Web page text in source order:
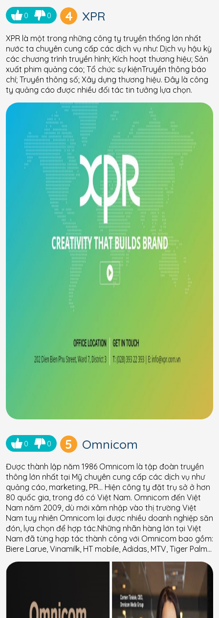
0 0 4 XPR
XPR là một trong những công ty truyền thống lớn nhất
nước ta chuyên cung cấp các dịch vụ như: Dịch vụ hậu kỳ
các chương trình truyền hình; Kích hoạt thương hiệu; Sản
xuất phim quảng cáo; Tổ chức sự kiệnTruyền thông báo
chí; Truyền thông số; Xây dựng thương hiệu. Đây là công
ty quảng cáo được nhiều đối tác tin tưởng lựa chọn.
0 0 5 Omnicom
Được thành lập năm 1986 Omnicom là tập đoàn truyền
thông lớn nhất tại Mỹ chuyên cung cấp các dịch vụ như
quảng cáo, marketing, PR… Hiện công ty đặt trụ sở ở hơn
80 quốc gia, trong đó có Việt Nam. Omnicom đến Việt
Nam năm 2009, dù mới xâm nhập vào thị trường Việt
Nam tuy nhiên Omnicom lại được nhiều doanh nghiệp săn
đón, lựa chọn để hợp tác.Những nhãn hàng lớn tại Việt
Nam đã từng hợp tác thành công với Omnicom bao gồm:
Biere Larue, Vinamilk, HT mobile, Adidas, MTV, Tiger Palm…